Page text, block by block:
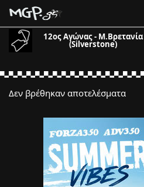
12ος Αγώνας - Μ.Βρετανία
(Silverstone)
Δεν βρέθηκαν αποτελέσματα